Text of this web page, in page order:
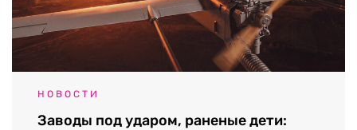
НОВОСТИ
Заводы под ударом, раненые дети: